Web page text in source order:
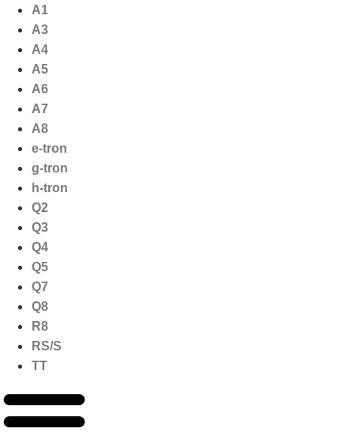
naar
inhoud
A1
A3
A4
A5
A6
A7
A8
e-tron
g-tron
h-tron
Q2
Q3
Q4
Q5
Q7
Q8
R8
RS/S
TT